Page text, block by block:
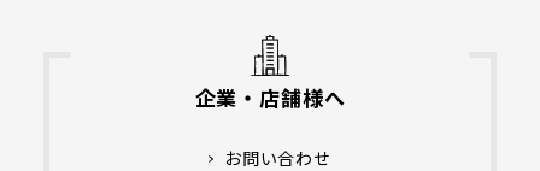
企業・店舗様へ
お問い合わせ